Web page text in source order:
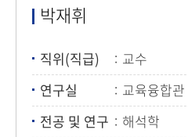
박재휘
직위(직급)
교수
연구실
교육융합
전공 및 연구
해석학